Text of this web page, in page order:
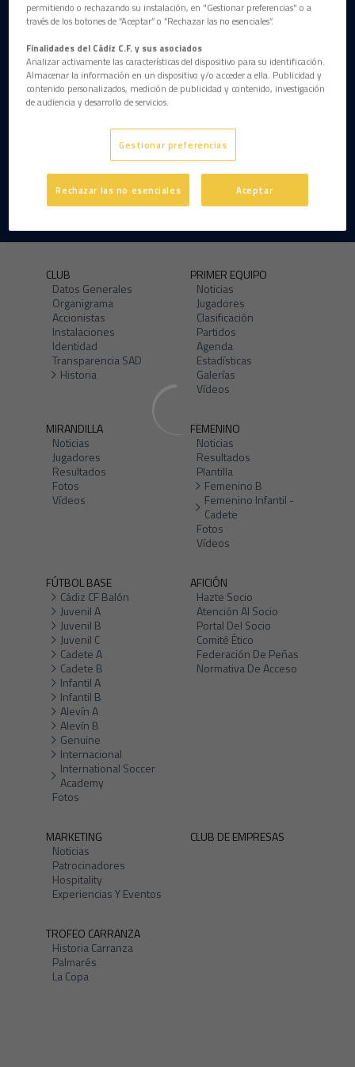
CLUB
Datos Generales
Organigrama
Accionistas
Instalaciones
Identidad
Transparencia SAD
Historia
PRIMER EQUIPO
Noticias
Jugadores
Clasificación
Partidos
Agenda
Estadísticas
Galerías
Vídeos
MIRANDILLA
Noticias
Jugadores
Resultados
Fotos
Vídeos
FEMENINO
Noticias
Resultados
Plantilla
Femenino B
Femenino Infantil -
Cadete
Fotos
Vídeos
FÚTBOL BASE
Cádiz CF Balón
Juvenil A
Juvenil B
Juvenil C
Cadete A
Cadete B
Infantil A
Infantil B
Alevín A
Alevín B
Genuine
Internacional
International Soccer
Academy
Fotos
AFICIÓN
Hazte Socio
Atención Al Socio
Portal Del Socio
Comité Ético
Federación De Peñas
Normativa De Acceso
MARKETING
Noticias
Patrocinadores
Hospitality
Experiencias Y Eventos
CLUB DE EMPRESAS
TROFEO CARRANZA
Historia Carranza
Palmarés
La Copa
permitiendo o rechazando su instalación, en "Gestionar preferencias" o a
través de los botones de “Aceptar” o “Rechazar las no esenciales”.
Finalidades del Cádiz C.F. y sus asociados
Analizar activamente las características del dispositivo para su identificación.
Almacenar la información en un dispositivo y/o acceder a ella. Publicidad y
contenido personalizados, medición de publicidad y contenido, investigación
de audiencia y desarrollo de servicios.
Gestionar preferencias
Rechazar las no esenciales Aceptar